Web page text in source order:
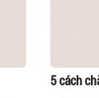
5 cách